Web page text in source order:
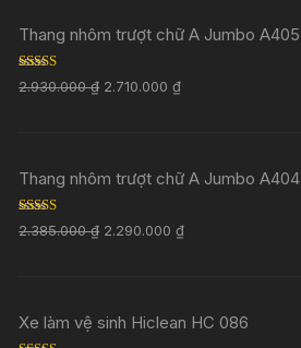
Thang nhôm trượt chữ A Jumbo A405
Rated 5.00
out of 5
2.930.000₫ 2.710.000₫
Thang nhôm trượt chữ A Jumbo A404
Rated 5.00
out of 5
2.385.000₫ 2.290.000₫
Xe làm vệ sinh Hiclean HC 086